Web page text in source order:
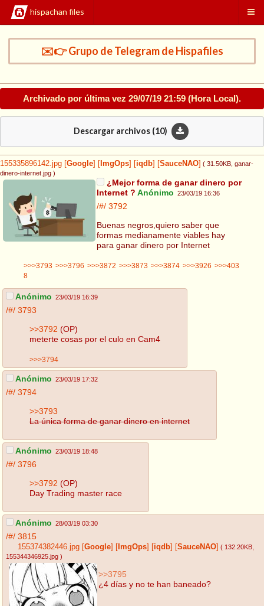
hispachan files
✉️👉 Grupo de Telegram de Hispafiles
Archivado por última vez 29/07/19 21:59 (Hora Local).
Descargar archivos (10)
155335896142.jpg Google ImgOps iqdb SauceNAO ( 31.50KB , ganar-
dinero-internet.jpg )
¿Mejor forma de ganar dinero por
Internet ? Anónimo 23/03/19 16:36
/#/ 3792
Buenas negros,quiero saber que
formas medianamente viables hay
para ganar dinero por Internet
>>>3793 >>>3796 >>>3872 >>>3873 >>>3874 >>>3926 >>>403
8
Anónimo 23/03/19 16:39
/#/ 3793
>>3792 (OP)
meterte cosas por el culo en Cam4
>>>3794
Anónimo 23/03/19 17:32
/#/ 3794
>>3793
La única forma de ganar dinero en internet
Anónimo 23/03/19 18:48
/#/ 3796
>>3792 (OP)
Day Trading master race
Anónimo 28/03/19 03:30
/#/ 3815
155374382446.jpg Google ImgOps iqdb SauceNAO ( 132.20KB
155344346925.jpg )
>>3795
¿4 días y no te han baneado?